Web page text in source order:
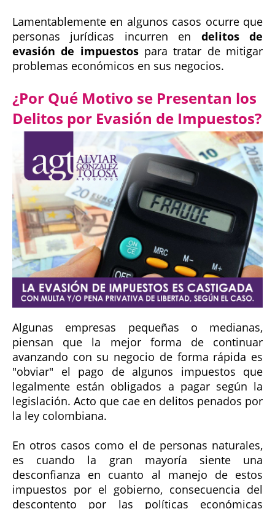
Lamentablemente en algunos casos ocurre que
personas jurídicas incurren en delitos de
evasión de impuestospara tratar de mitigar
problemas económicos en sus negocios.
¿Por Qué Motivo se Presentan los
Delitos por Evasión de Impuestos?
Algunas empresas pequeñas o medianas,
piensan que la mejor forma de continuar
avanzando con su negocio de forma rápida es
"obviar" el pago de algunos impuestos que
legalmente están obligados a pagar según la
legislación. Acto que cae en delitos penados por
la ley colombiana.
En otros casos como el de personas naturales,
es cuando la gran mayoría siente una
desconfianza en cuanto al manejo de estos
impuestos por el gobierno, consecuencia del
descontento por las políticas económicas